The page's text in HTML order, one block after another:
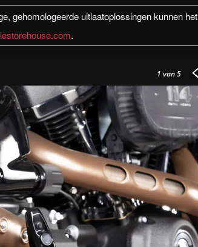
gehomologeerde uitlaatoplossingen kunnen het
.
1 van 5